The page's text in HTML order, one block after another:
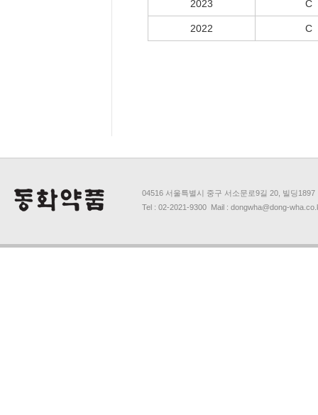
2023 C
2022 C
04516 서울특별시 중구 서소문로9길 20, 빌딩1897
Tel : 02-2021-9300 Mail : dongwha@dong-